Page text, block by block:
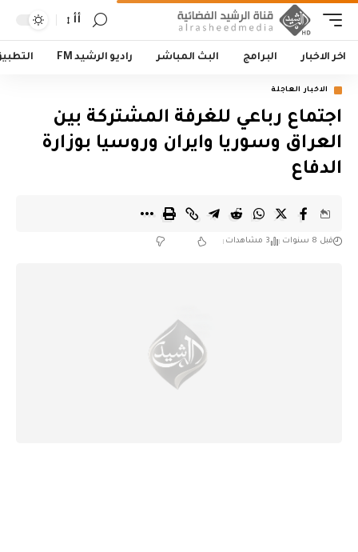
أأ
اخر الاخبار البرامج البث المباشر راديو الرشيد FM
الاخبار العاجلة
اجتماع رباعي للغرفة المشتركة بين
العراق وسوريا وايران وروسيا بوزارة
الدفاع
قبل 8 سنوات 3 مشاهدات